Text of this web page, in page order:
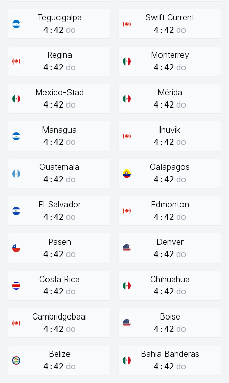
Tegucigalpa
4:42 do
Swift Current
4:42 do
Regina
4:42 do
Monterrey
4:42 do
Mexico-Stad
4:42 do
Mérida
4:42 do
Managua
4:42 do
Inuvik
4:42 do
Guatemala
4:42 do
Galapagos
4:42 do
El Salvador
4:42 do
Edmonton
4:42 do
Pasen
4:42 do
Denver
4:42 do
Costa Rica
4:42 do
Chihuahua
4:42 do
Cambridgebaai
4:42 do
Boise
4:42 do
Belize
4:42 do
Bahia Banderas
4:42 do